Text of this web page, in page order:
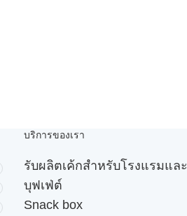
บริการของเรา
รับผลิตเค้กสำหรับโรงแรมและ
บุฟเฟ่ต์
Snack box